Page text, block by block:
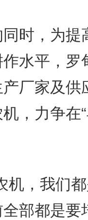
时，为提
水平，罗
厂家及供
，力争在
，我们都
部都是要